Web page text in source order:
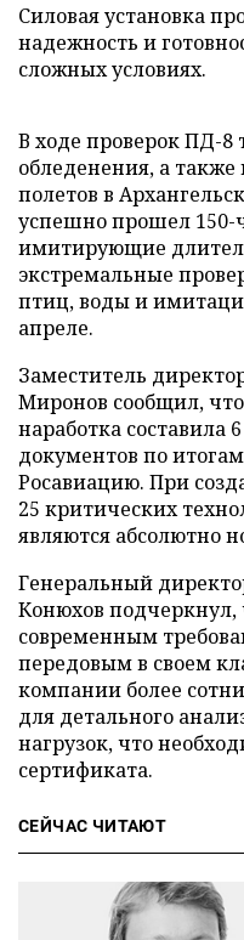
Силовая установка
надежность и
сложных условиях.
В ходе проверок ПД-8
обледенения, а также
полетов в
успешно прошел 150-
имитирующие
экстремальные
птиц, воды и
апреле.
Заместитель
Миронов сообщил,
наработка составила
документов по
Росавиацию. При
25 критических
являются абсолютно
Генеральный
Конюхов подчеркнул,
современным
передовым в своем
компании более
для детального
нагрузок, что
сертификата.
СЕЙЧАС ЧИТАЮТ